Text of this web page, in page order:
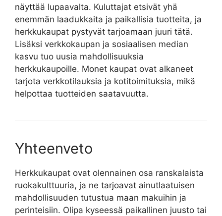
näyttää lupaavalta. Kuluttajat etsivät yhä
enemmän laadukkaita ja paikallisia tuotteita, ja
herkkukaupat pystyvät tarjoamaan juuri tätä.
Lisäksi verkkokaupan ja sosiaalisen median
kasvu tuo uusia mahdollisuuksia
herkkukaupoille. Monet kaupat ovat alkaneet
tarjota verkkotilauksia ja kotitoimituksia, mikä
helpottaa tuotteiden saatavuutta.
Yhteenveto
Herkkukaupat ovat olennainen osa ranskalaista
ruokakulttuuria, ja ne tarjoavat ainutlaatuisen
mahdollisuuden tutustua maan makuihin ja
perinteisiin. Olipa kyseessä paikallinen juusto tai